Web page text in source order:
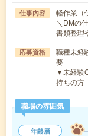
仕事内容
軽作業（
＼DMの
書類整理
応募資格
職種未経
要
▼未経験
持ちの方
職場の雰囲気
年齢層